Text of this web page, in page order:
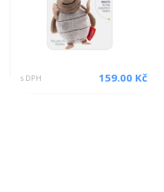
s DPH 159.00 Kč